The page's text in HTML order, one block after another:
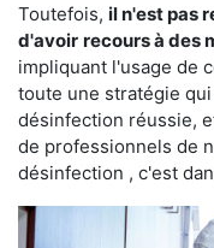
Toutefois, il n'est pas
d'avoir recours à des
impliquant l'usage de
toute une stratégie
désinfection réussie,
de professionnels de
désinfection , c'est